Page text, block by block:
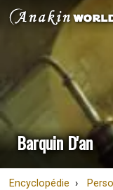
Barquin D'an
Encyclopédie